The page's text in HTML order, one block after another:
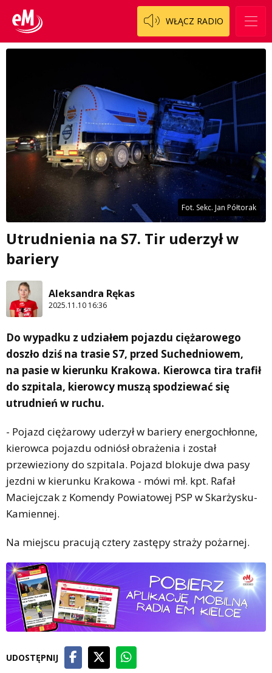
WŁĄCZ RADIO
Fot. Sekc. Jan Półtorak
Utrudnienia na S7. Tir uderzył w
bariery
Aleksandra Rękas
2025.11.10 16:36
Do wypadku z udziałem pojazdu ciężarowego
doszło dziś na trasie S7, przed Suchedniowem,
na pasie w kierunku Krakowa. Kierowca tira trafił
do szpitala, kierowcy muszą spodziewać się
utrudnień w ruchu.
- Pojazd ciężarowy uderzył w bariery energochłonne,
kierowca pojazdu odniósł obrażenia i został
przewieziony do szpitala. Pojazd blokuje dwa pasy
jezdni w kierunku Krakowa - mówi mł. kpt. Rafał
Maciejczak z Komendy Powiatowej PSP w Skarżysku-
Kamiennej.
Na miejscu pracują cztery zastępy straży pożarnej.
UDOSTĘPNIJ